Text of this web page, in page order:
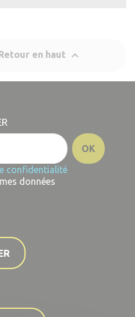
en haut 
confidentialité
données